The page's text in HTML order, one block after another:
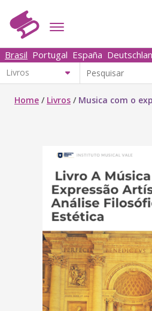
Brasil Portugal España
Home / Livros / Musica com o